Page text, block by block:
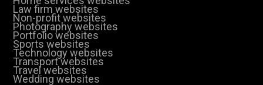
Law firm websites
Non-profit websites
Photography websites
Portfolio websites
Sports websites
Technology websites
Transport websites
Travel websites
Wedding websites